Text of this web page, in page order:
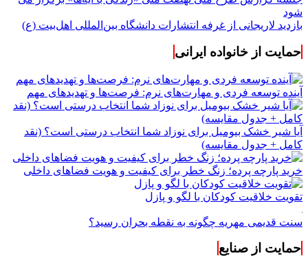
شود
بازدید لاریجانی از غرفه انتشارات دانشگاه بین‌المللی اهل‌بیت (ع)
حمایت از خانواده ایرانی
آینده توسعه فردی و مهارت‌های نرم: فرصت‌ها و تهدیدهای مهم
آیا شیر خشک بیومیل برای نوزاد شما انتخاب درستی است؟ (نقد
کامل + جدول مقایسه)
خرید پارچه پرده؛ زنگ خطر برای کیفیت و هویت فضاهای داخلی
تقویت خلاقیت کودکان با لگو و پازل
سنت قدیمی مهریه چگونه به نقطه بحران رسید؟
حمایت از صنایع